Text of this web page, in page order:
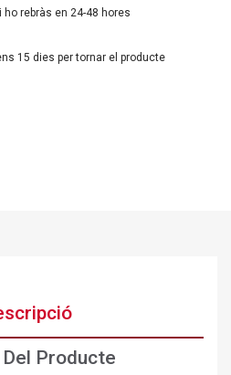
ho rebràs en 24-48 hores
15 dies per tornar el producte
Producte